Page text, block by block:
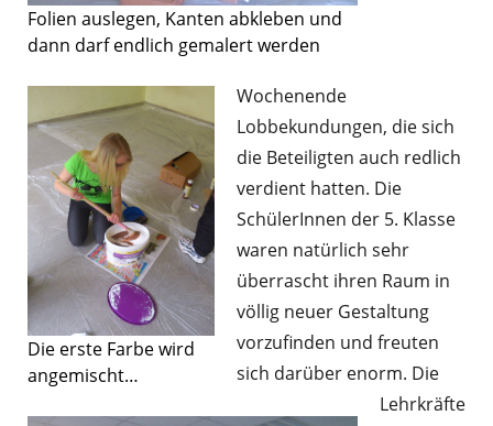
Folien auslegen, Kanten abkleben und
dann darf endlich gemalert werden
Die erste Farbe wird
angemischt…
Wochenende
Lobbekundungen, die sich
die Beteiligten auch redlich
verdient hatten. Die
SchülerInnen der 5. Klasse
waren natürlich sehr
überrascht ihren Raum in
völlig neuer Gestaltung
vorzufinden und freuten
sich darüber enorm. Die
Lehrkräfte